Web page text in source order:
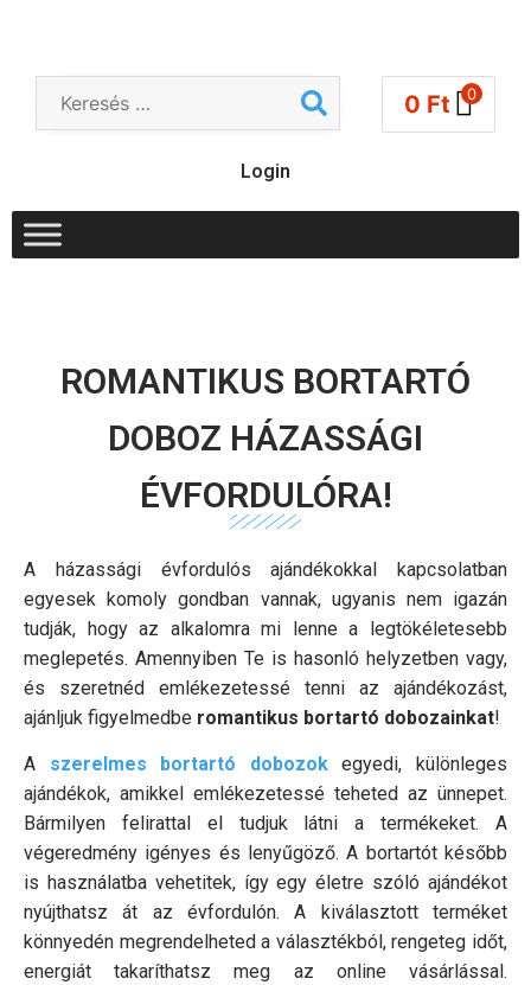
0 Ft 0
Login
ROMANTIKUS BORTARTÓ
DOBOZ HÁZASSÁGI
ÉVFORDULÓRA!
A házassági évfordulós ajándékokkal kapcsolatban
egyesek komoly gondban vannak, ugyanis nem igazán
tudják, hogy az alkalomra mi lenne a legtökéletesebb
meglepetés. Amennyiben Te is hasonló helyzetben vagy,
és szeretnéd emlékezetessé tenni az ajándékozást,
ajánljuk figyelmedbe romantikus bortartó dobozainkat!
A szerelmes bortartó dobozokegyedi, különleges
ajándékok, amikkel emlékezetessé teheted az ünnepet.
Bármilyen felirattal el tudjuk látni a termékeket. A
végeredmény igényes és lenyűgöző. A bortartót később
is használatba vehetitek, így egy életre szóló ajándékot
nyújthatsz át az évfordulón. A kiválasztott terméket
könnyedén megrendelheted a választékból, rengeteg időt,
energiát takaríthatsz meg az online vásárlással.